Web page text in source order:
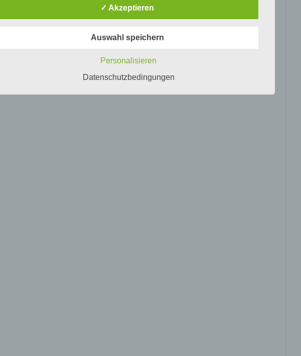
Verarbeitung ist jeder mit oder ohne Hilfe automatisierter Verfahren
Organisation, das Ordnen, die Speicherung, die Anpassung oder
Veränderung, das Auslesen, das Abfragen, die Verwendung, die
Bereitstellung, den Abgleich oder die Verknüpfung, die Einschränkung, das
✓ Akzeptieren
Auswahl speichern
Personalisieren
Datenschutzbedingungen